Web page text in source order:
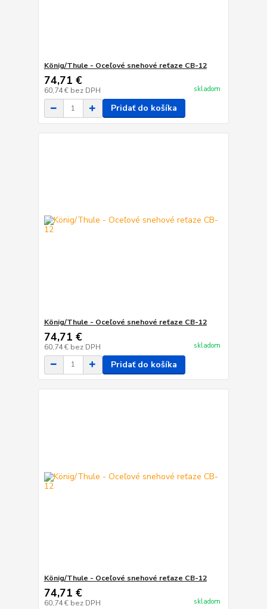
König/Thule - Oceľové snehové reťaze CB-12
74,71 €
60,74 € bez DPH skladom
Pridať do košíka
König/Thule - Oceľové snehové reťaze CB-12
74,71 €
60,74 € bez DPH skladom
Pridať do košíka
König/Thule - Oceľové snehové reťaze CB-12
74,71 €
60,74 € bez DPH skladom